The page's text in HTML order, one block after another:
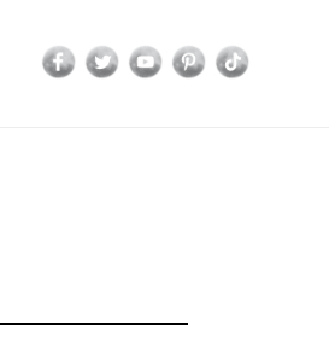
Facebook
TwitterYouTubePinterest